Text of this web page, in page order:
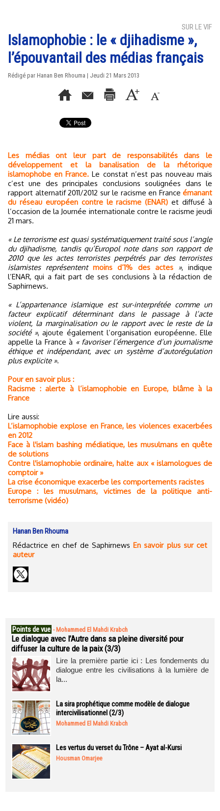
SUR LE VIF
Islamophobie : le « djihadisme »,
l’épouvantail des médias français
Rédigé par Hanan Ben Rhouma | Jeudi 21 Mars 2013
Les médias ont leur part de responsabilités dans le
développement et la banalisation de la rhétorique
islamophobe en France.Le constat n’est pas nouveau mais
c’est une des principales conclusions soulignées dans le
rapport alternatif 2011/2012 sur le racisme en France émanant
du réseau européen contre le racisme (ENAR) et diffusé à
l’occasion de la Journée internationale contre le racisme jeudi
21 mars.
« Le terrorisme est quasi systématiquement traité sous l’angle
du djihadisme, tandis qu’Europol note dans son rapport de
2010 que les actes terroristes perpétrés par des terroristes
islamistes représentent moins d’1% des actes », indique
l’ENAR, qui a fait part de ses conclusions à la rédaction de
Saphirnews.
« L’appartenance islamique est sur-interprétée comme un
facteur explicatif déterminant dans le passage à l’acte
violent, la marginalisation ou le rapport avec le reste de la
société », ajoute également l’organisation européenne. Elle
appelle la France à « favoriser l’émergence d’un journalisme
éthique et indépendant, avec un système d’autorégulation
plus explicite ».
Pour en savoir plus :
Racisme : alerte à l’islamophobie en Europe, blâme à la
France
Lire aussi:
L’islamophobie explose en France, les violences exacerbées
en 2012
Face à l'islam bashing médiatique, les musulmans en quête
de solutions
Contre l'islamophobie ordinaire, halte aux « islamologues de
comptoir »
La crise économique exacerbe les comportements racistes
Europe : les musulmans, victimes de la politique anti-
terrorisme (vidéo)
Hanan Ben Rhouma
Rédactrice en chef de SaphirnewsEn savoir plus sur cet
auteur
Points de vue - Mohammed El Mahdi Krabch
Le dialogue avec l’Autre dans sa pleine diversité pour
diffuser la culture de la paix (3/3)
Lire la première partie ici : Les fondements du
dialogue entre les civilisations à la lumière de
la...
La sira prophétique comme modèle de dialogue
intercivilisationnel (2/3)
Mohammed El Mahdi Krabch
Les vertus du verset du Trône – Ayat al-Kursi
Housman Omarjee